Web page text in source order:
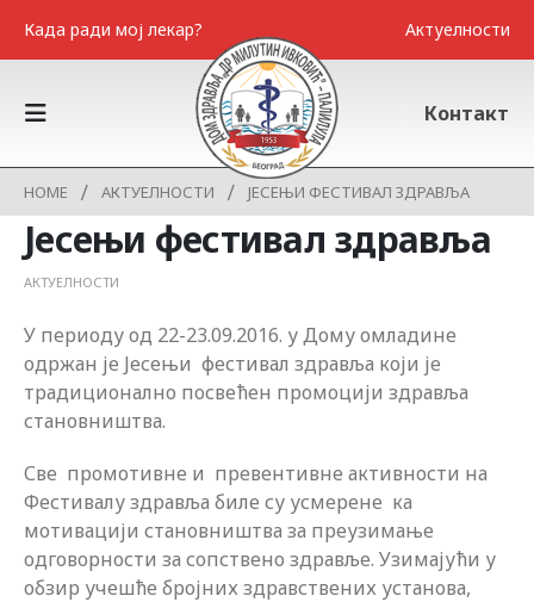
Када ради мој лекар? Актуелности
Контакт
HOME АКТУЕЛНОСТИ ЈЕСЕЊИ ФЕСТИВАЛ ЗДРАВЉА
Јесењи фестивал здравља
АКТУЕЛНОСТИ
У периоду од 22-23.09.2016. у Дому омладине
одржан је Јесењи фестивал здравља који је
традиционално посвећен промоцији здравља
становништва.
Све промотивне и превентивне активности на
Фестивалу здравља биле су усмерене ка
мотивацији становништва за преузимање
одговорности за сопствено здравље. Узимајући у
обзир учешће бројних здравствених установа,